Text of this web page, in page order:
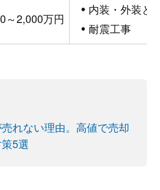
～2,000万円
内装・外装と
耐震工事
れない理由。高値で売却
5選